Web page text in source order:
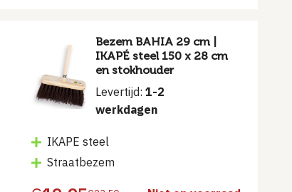
Bezem BAHIA 29 cm |
IKAPÉ steel 150 x 28 cm
en stokhouder
Levertijd:1-2
werkdagen
IKAPE steel
Straatbezem